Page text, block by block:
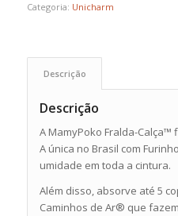
Categoria: Unicharm
Descrição
Descrição
A MamyPoko Fralda-
A única no Brasil com
umidade em toda a cintura.
Além disso, absorve até 5
Caminhos de Ar® que